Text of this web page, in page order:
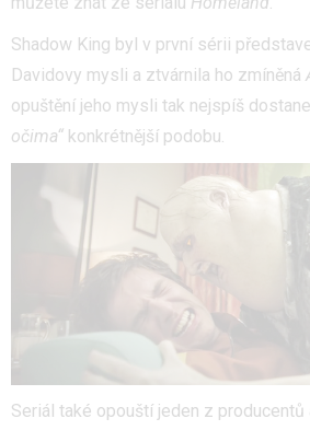
Shadow King byl v první sérii
Davidovy mysli a ztvárnila ho zmíněná
opuštění jeho mysli tak nejspíš dostane
očima“ konkrétnější podobu.
Seriál také opouští jeden z producentů